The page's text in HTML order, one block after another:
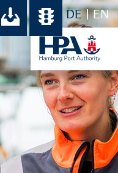
DE EN
Ihr Download-